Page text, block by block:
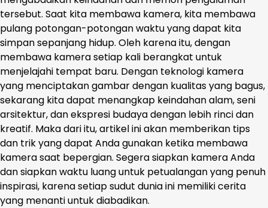
tersebut. Saat kita membawa kamera, kita membawa
pulang potongan-potongan waktu yang dapat kita
simpan sepanjang hidup. Oleh karena itu, dengan
membawa kamera setiap kali berangkat untuk
menjelajahi tempat baru. Dengan teknologi kamera
yang menciptakan gambar dengan kualitas yang bagus,
sekarang kita dapat menangkap keindahan alam, seni
arsitektur, dan ekspresi budaya dengan lebih rinci dan
kreatif. Maka dari itu, artikel ini akan memberikan tips
dan trik yang dapat Anda gunakan ketika membawa
kamera saat bepergian. Segera siapkan kamera Anda
dan siapkan waktu luang untuk petualangan yang penuh
inspirasi, karena setiap sudut dunia ini memiliki cerita
yang menanti untuk diabadikan.